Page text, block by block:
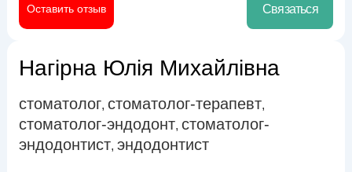
Оставить отзыв Связаться
Нагірна Юлія Михайлівна
стоматолог, стоматолог-терапевт,
стоматолог-эндодонт, стоматолог-
эндодонтист, эндодонтист